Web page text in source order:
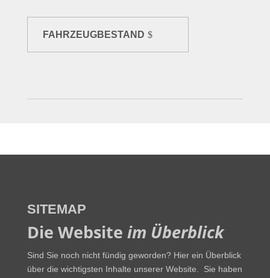
FAHRZEUGBESTAND
SITEMAP
Die Website im Überblick
Sind Sie noch nicht fündig geworden? Hier ein Überblick
über die wichtigsten Inhalte unserer Website.
Sie haben